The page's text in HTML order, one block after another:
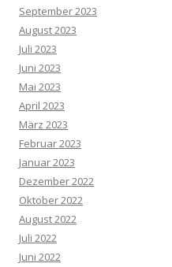
September 2023
August 2023
Juli 2023
Juni 2023
Mai 2023
April 2023
März 2023
Februar 2023
Januar 2023
Dezember 2022
Oktober 2022
August 2022
Juli 2022
Juni 2022